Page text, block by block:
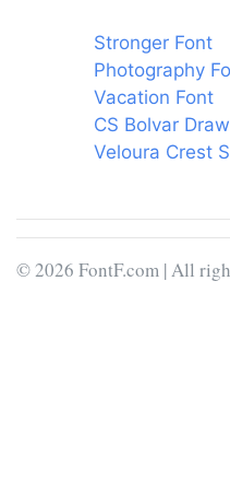
Stronger Font
Photography
Vacation Font
CS Bolvar
Veloura Crest
© 2026 FontF.com | All